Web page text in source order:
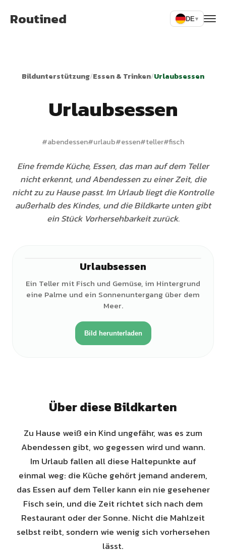
Routined DE▾
Bildunterstützung/Essen & Trinken/Urlaubsessen
Urlaubsessen
#abendessen#urlaub#essen#teller#fisch
Eine fremde Küche, Essen, das man auf dem Teller
nicht erkennt, und Abendessen zu einer Zeit, die
nicht zu zu Hause passt. Im Urlaub liegt die Kontrolle
außerhalb des Kindes, und die Bildkarte unten gibt
ein Stück Vorhersehbarkeit zurück.
Urlaubsessen
Ein Teller mit Fisch und Gemüse, im Hintergrund
eine Palme und ein Sonnenuntergang über dem
Meer.
Bild herunterladen
Über diese Bildkarten
Zu Hause weiß ein Kind ungefähr, was es zum
Abendessen gibt, wo gegessen wird und wann.
Im Urlaub fallen all diese Haltepunkte auf
einmal weg: die Küche gehört jemand anderem,
das Essen auf dem Teller kann ein nie gesehener
Fisch sein, und die Zeit richtet sich nach dem
Restaurant oder der Sonne. Nicht die Mahlzeit
selbst reibt, sondern wie wenig sich vorhersehen
lässt.